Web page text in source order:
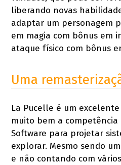
liberando novas
adaptar um personagem
em magia com bônus em
ataque físico com bônus
Uma
La Pucelle é um
muito bem a competência
Software para projetar
explorar. Mesmo sendo
e não contando com